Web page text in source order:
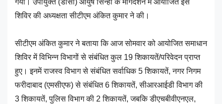
गया। उपायुक्त (डीसी) आयुष सिन्हा के मार्गदर्शन में आयोजित इस
शिविर की अध्यक्षता सीटीएम अंकित कुमार ने की।
सीटीएम अंकित कुमार ने बताया कि आज सोमवार को आयोजित समाधान
शिविर में विभिन्न विभागों से संबंधित कुल 19 शिकायतें/परिवेदन प्राप्त
हुए। इनमें राजस्व विभाग से संबंधित सर्वाधिक 5 शिकायतें, नगर निगम
फरीदाबाद (एमसीएफ) से संबंधित 6 शिकायतें, सीआरआईडी विभाग की
3 शिकायतें, पुलिस विभाग की 2 शिकायतें, जबकि डीएचबीवीएनएल,